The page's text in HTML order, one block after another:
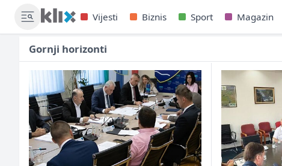
Vijesti Biznis Sport Magazin
Gornji horizonti